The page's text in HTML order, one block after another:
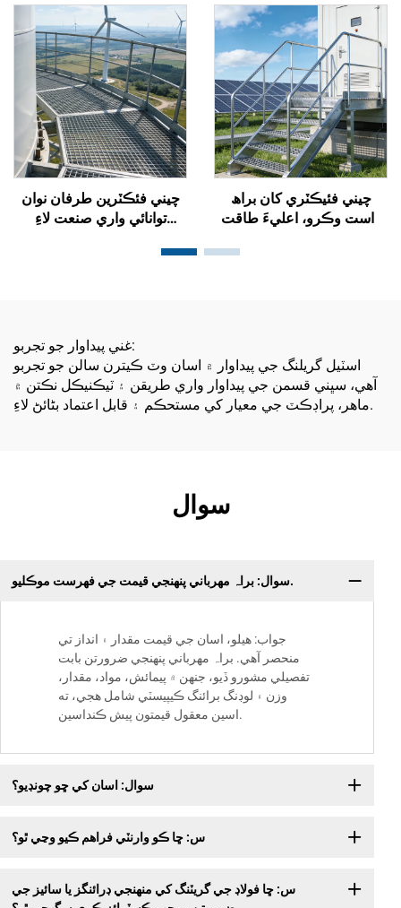
پيٽروڪيميا وارن ماڳن لاءِ
فارمن ۽ بندرگاهن تي سخت
ماحول لاءِ ٺهيل
چيني فئڪٽرين طرفان نوان
توانائي واري صنعت لاءِ
گريٽنگ فراهم ڪئي وئي،
جنگ مزاحمت، آسان
انسٽاليشن، ۽ ڪسٽمائيزڊ
ماپ شامل آهن
چيني فئيڪٽري کان براھ
راست وڪرو، اعليءَ طاقت
واري، ۽ ڪسٽمائز ڪرائي
مناسب آهي
غني پيداوار جو تجربو:
اسٽيل گريلنگ جي پيداوار ۾ اسان وٽ ڪيترن سالن جو تجربو
آهي، سڀني قسمن جي پيداوار واري طريقن ۽ ٽيڪنيڪل نڪتن ۾
ماھر، پراڊڪٽ جي معيار کي مستحڪم ۽ قابل اعتماد بڻائڻ لاءِ.
سوال
سوال: براہ مهرباني پنهنجي قيمت جي فهرست موڪليو.
جواب: هيلو، اسان جي قيمت مقدار ۽ انداز تي
منحصر آهي. براہ مهرباني پنهنجي ضرورتن بابت
تفصيلي مشورو ڏيو، جنهن ۾ پيمائش، مواد، مقدار،
وزن ۽ لوڊنگ برائنگ ڪيپيسٽي شامل هجي، ته
اسين معقول قيمتون پيش ڪنداسين.
سوال: اسان کي ڇو چونڊيو؟
س: ڇا ڪو وارنٽي فراهم ڪيو وڃي ٿو؟
س: ڇا فولاڊ جي گريٽنگ کي منهنجي ڊرائنگز يا سائيز جي